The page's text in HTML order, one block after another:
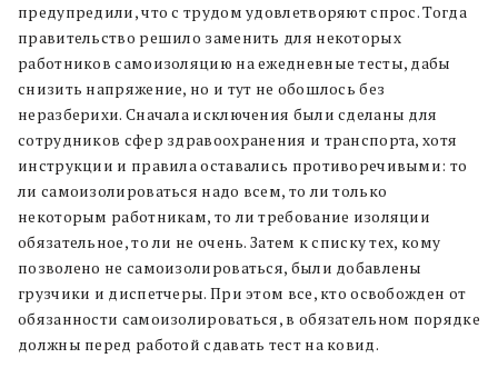
предупредили, что с трудом удовлетворяют спрос. Тогда
правительство решило заменить для некоторых
работников самоизоляцию на ежедневные тесты, дабы
снизить напряжение, но и тут не обошлось без
неразберихи. Сначала исключения были сделаны для
сотрудников сфер здравоохранения и транспорта, хотя
инструкции и правила оставались противоречивыми: то
ли самоизолироваться надо всем, то ли только
некоторым работникам, то ли требование изоляции
обязательное, то ли не очень. Затем к списку тех, кому
позволено не самоизолироваться, были добавлены
грузчики и диспетчеры. При этом все, кто освобожден от
обязанности самоизолироваться, в обязательном порядке
должны перед работой сдавать тест на ковид.